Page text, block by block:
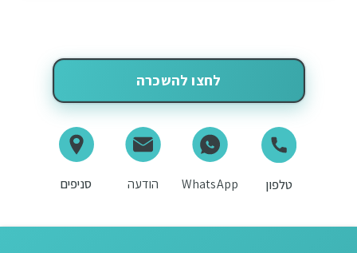
לחצו להשכרה
טלפון WhatsApp הודעה סניפים